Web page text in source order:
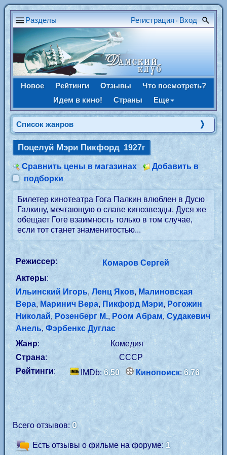
Разделы Регистрация • Вход
Новое Рейтинги Отзывы
Что посмотреть?
Идем в кино!
Страны Еще
Список жанров
Поцелуй Мэри Пикфорд 1927г
Сравнить цены в магазинах
Добавить в
подборки
Билетер кинотеатра Гога Палкин влюблен в Дусю
Галкину, мечтающую о славе кинозвезды. Дуся же
обещает Гоге взаимность только в том случае,
если тот станет знаменитостью...
Режиссер:
Комаров Сергей
Актеры:
Ильинский Игорь, Ленц Яков, Малиновская
Вера, Маринич Вера, Пикфорд Мэри,Рогожин
Николай, Розенберг М., Роом Абрам,Судакевич
Анель,Фэрбенкс Дуглас
Жанр:
Комедия
Страна:
СССР
Рейтинги: IMDb:6.50 Кинопоиск:6.76
Всего отзывов:0
Есть отзывы о фильме на форуме: 1